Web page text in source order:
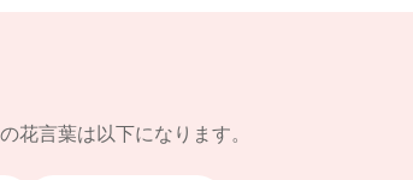
花言葉は以下になります。